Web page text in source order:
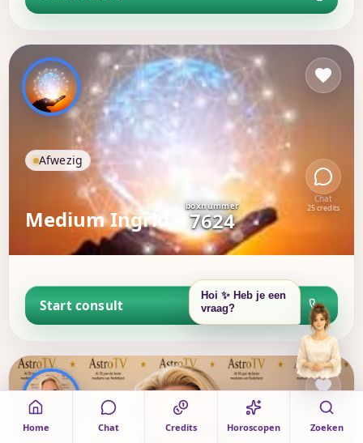
Chat
25 credits
Afwezig
Medium Ingrid - boxnummer
7624
Start consult
Home Chat Credits Horoscopen Zoeken
Hoi ✨ Heb je een
vraag?